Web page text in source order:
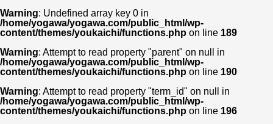
Warning: Undefined array key 0 in
/home/yogawa/yogawa.com/public_html/wp-
content/themes/youkaichi/functions.php on line 189
Warning: Attempt to read property "parent" on null in
/home/yogawa/yogawa.com/public_html/wp-
content/themes/youkaichi/functions.php on line 190
Warning: Attempt to read property "term_id" on null in
/home/yogawa/yogawa.com/public_html/wp-
content/themes/youkaichi/functions.php on line 196